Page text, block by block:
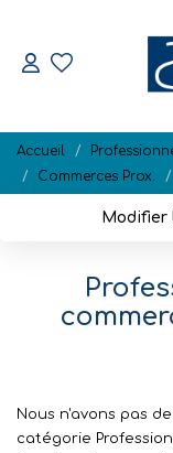
Accueil
Commerces Prox.
Modifier
Surface min
Plus de
Nous n'avons pas
catégorie